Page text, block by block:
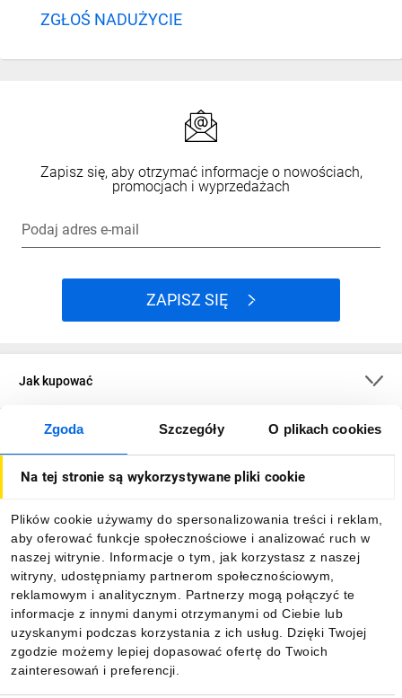
Zgoda Szczegóły O plikach cookies
Na tej stronie są wykorzystywane pliki cookie
Plików cookie używamy do spersonalizowania treści i reklam,
aby oferować funkcje społecznościowe i analizować ruch w
naszej witrynie. Informacje o tym, jak korzystasz z naszej
witryny, udostępniamy partnerom społecznościowym,
reklamowym i analitycznym. Partnerzy mogą połączyć te
informacje z innymi danymi otrzymanymi od Ciebie lub
uzyskanymi podczas korzystania z ich usług. Dzięki Twojej
zgodzie możemy lepiej dopasować ofertę do Twoich
zainteresowań i preferencji.
ZGŁOŚ NADUŻYCIE
Zapisz się, aby otrzymać informacje o nowościach,
promocjach i wyprzedażach
Podaj adres e-mail
ZAPISZ SIĘ
Jak kupować
O firmie
Informacje
Pobierz naszą aplikację mobilną: